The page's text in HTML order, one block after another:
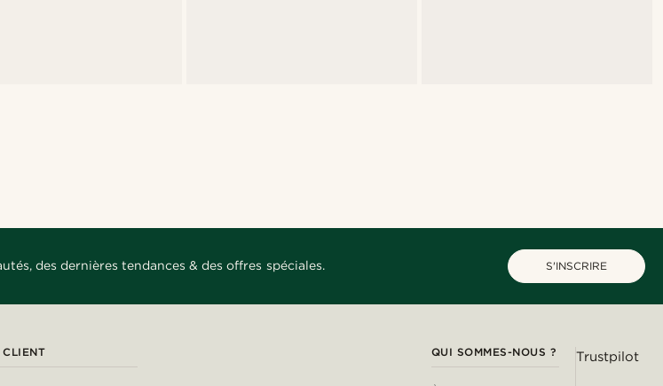
des dernières tendances & des offres spéciales. S'INSCRIRE
QUI SOMMES-NOUS ? Trustpilot